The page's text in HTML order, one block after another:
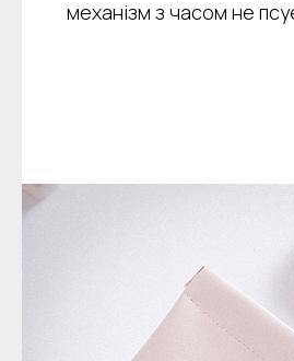
механізм з часом не